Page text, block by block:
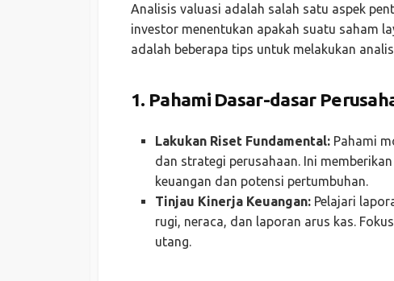
Analisis valuasi adalah salah satu aspek
investor menentukan apakah suatu saham
adalah beberapa tips untuk melakukan
1. Pahami Dasar-dasar
Lakukan Riset Fundamental: Pahami
dan strategi perusahaan. Ini
keuangan dan potensi pertumbuhan.
Tinjau Kinerja Keuangan: Pelajari
rugi, neraca, dan laporan arus kas.
utang.